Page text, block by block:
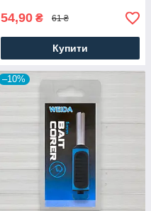
54,90 ₴ 61 ₴
Купити
–10%